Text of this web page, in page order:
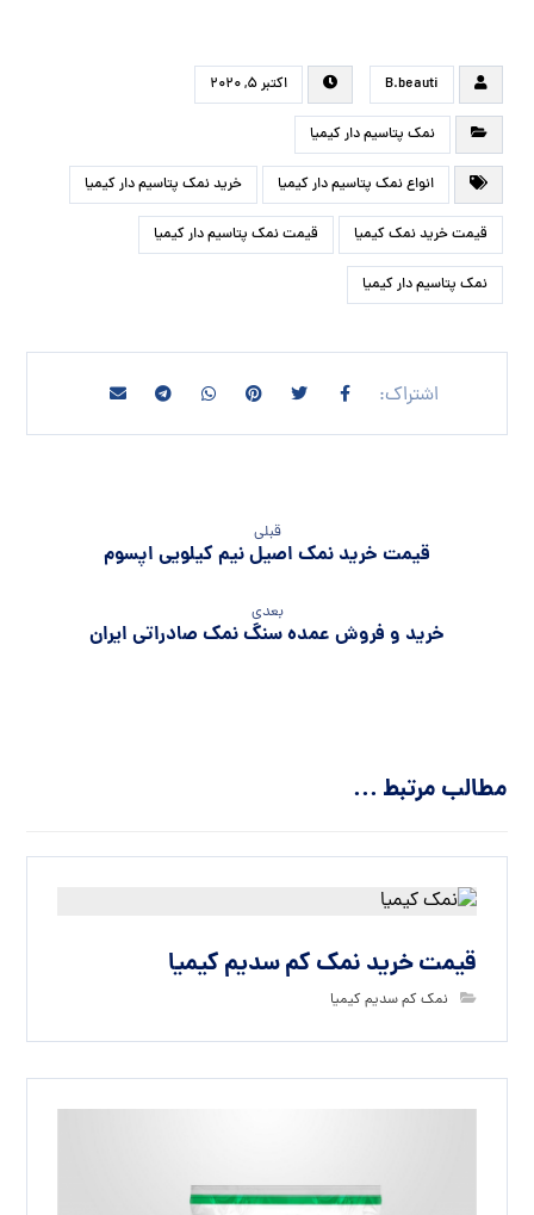
B.beauti اکتبر ۵, ۲۰۲۰
نمک پتاسیم دار کیمیا
انواع نمک پتاسیم دار کیمیا خرید نمک پتاسیم دار کیمیا
قیمت خرید نمک کیمیا قیمت نمک پتاسیم دار کیمیا
نمک پتاسیم دار کیمیا
قبلی
قیمت خرید نمک اصیل نیم کیلویی اپسوم
بعدی
خرید و فروش عمده سنگ نمک صادراتی ایران
مطالب مرتبط ...
قیمت خرید نمک کم سدیم کیمیا
نمک کم سدیم کیمیا